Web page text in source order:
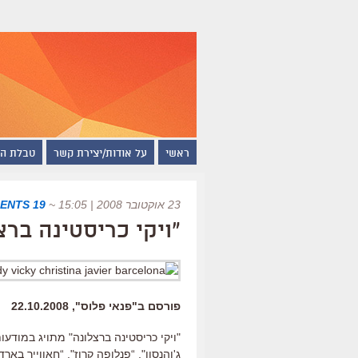
ראשי על אודות/יצירת קשר טבלת
23 אוקטובר 2008 | 15:05 ~
19 COMMENTS
"ויקי כריסטינה
פורסם ב"פנאי פלוס", 22.10.2008
"ויקי כריסטינה ברצלונה" מתויג
ג'והנסון", “פנלופה קרוז", “חאווייר